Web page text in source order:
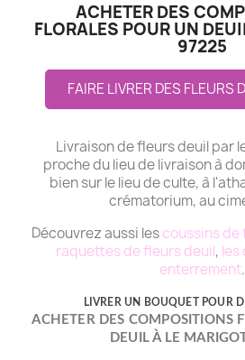
ACHETER DES
FLORALES POUR UN
97225
FAIRE LIVRER DES FLEURS
Livraison de fleurs deuil par
proche du lieu de livraison à
bien sur le lieu de culte, à
crématorium, au
Découvrez aussi lescoussins
raquettes de fleurs deuil, les
enterrement.
LIVRER UN BOUQUET POUR
ACHETER DES COMPOSITIONS
DEUIL À LE